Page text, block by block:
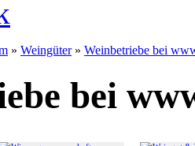
» Weingüter » Weinbetriebe bei
bei